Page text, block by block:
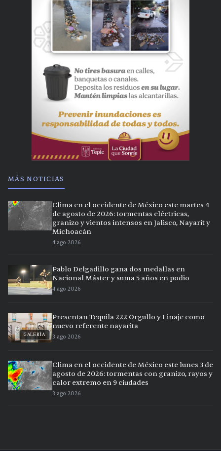
MÁS NOTICIAS
Clima en el occidente de México este martes 4
de agosto de 2026: tormentas eléctricas,
granizo y vientos intensos en Jalisco, Nayarit y
Michoacán
4 ago 2026
Pablo Delgadillo gana dos medallas en
Nacional Máster y suma 5 años en podio
4 ago 2026
GALERÍA
Presentan Tequila 222 Orgullo y Linaje como
nuevo referente nayarita
3 ago 2026
Clima en el occidente de México este lunes 3 de
agosto de 2026: tormentas con granizo, rayos y
calor extremo en 9 ciudades
3 ago 2026